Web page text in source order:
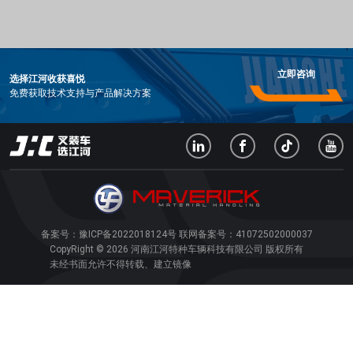
选择江河收获喜悦
免费获取技术支持与产品解决方案
立即咨询
备案号： 豫ICP备2022018124号 联网备案号： 41072502000037
CopyRight © 2026 河南江河特种车辆科技有限公司 版权所有
未经书面允许不得转载、建立镜像